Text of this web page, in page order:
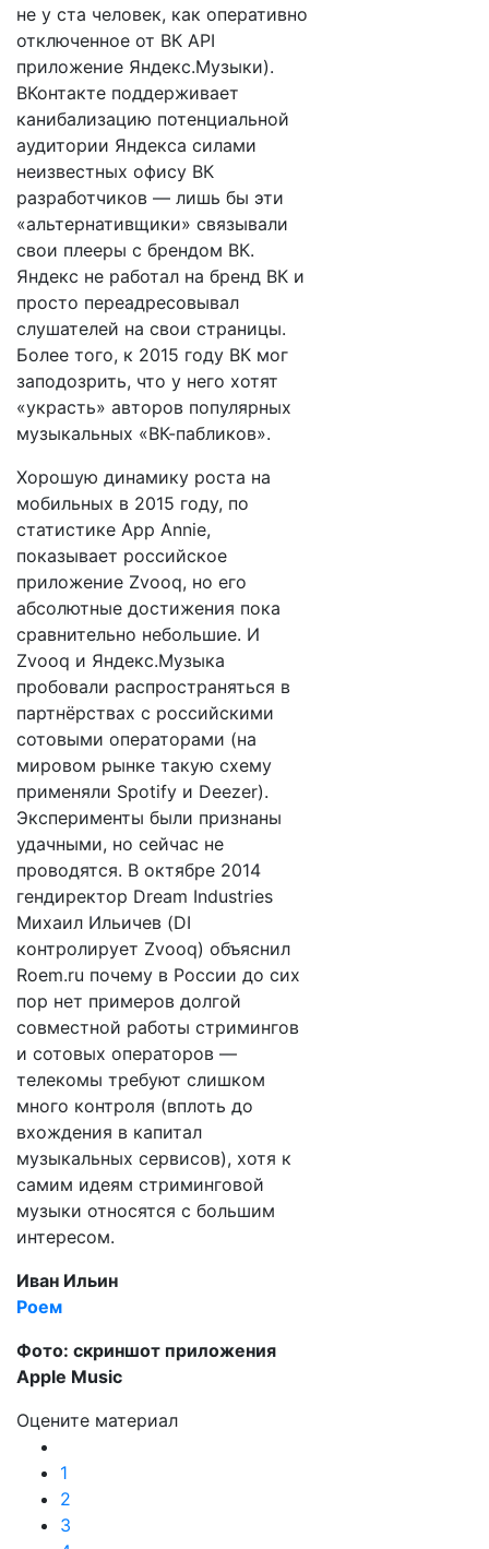
не у ста человек, как оперативно
отключенное от ВК API
приложение Яндекс.Музыки).
ВКонтакте поддерживает
канибализацию потенциальной
аудитории Яндекса силами
неизвестных офису ВК
разработчиков — лишь бы эти
«альтернативщики» связывали
свои плееры с брендом ВК.
Яндекс не работал на бренд ВК и
просто переадресовывал
слушателей на свои страницы.
Более того, к 2015 году ВК мог
заподозрить, что у него хотят
«украсть» авторов популярных
музыкальных «ВК-пабликов».
Хорошую динамику роста на
мобильных в 2015 году, по
статистике App Annie,
показывает российское
приложение Zvooq, но его
абсолютные достижения пока
сравнительно небольшие. И
Zvooq и Яндекс.Музыка
пробовали распространяться в
партнёрствах с российскими
сотовыми операторами (на
мировом рынке такую схему
применяли Spotify и Deezer).
Эксперименты были признаны
удачными, но сейчас не
проводятся. В октябре 2014
гендиректор Dream Industries
Михаил Ильичев (DI
контролирует Zvooq) объяснил
Roem.ru почему в России до сих
пор нет примеров долгой
совместной работы стримингов
и сотовых операторов —
телекомы требуют слишком
много контроля (вплоть до
вхождения в капитал
музыкальных сервисов), хотя к
самим идеям стриминговой
музыки относятся с большим
интересом.
Иван Ильин
Роем
Фото: скриншот приложения
Apple Music
Оцените материал
1
2
3